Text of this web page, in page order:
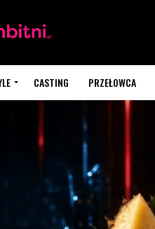
CASTING PRZEŁOWCA